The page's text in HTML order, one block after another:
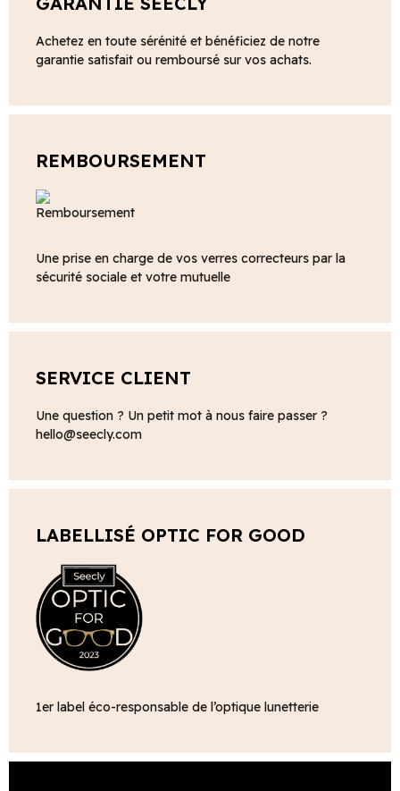
Achetez en toute sérénité et bénéficiez de notre
garantie satisfait ou remboursé sur vos achats.
REMBOURSEMENT
Une prise en charge de vos verres correcteurs par la
sécurité sociale et votre mutuelle
SERVICE CLIENT
Une question ? Un petit mot à nous faire passer ?
hello@seecly.com
LABELLISÉ OPTIC FOR GOOD
1er label éco-responsable de l’optique lunetterie